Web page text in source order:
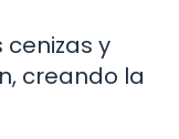
y
creando la